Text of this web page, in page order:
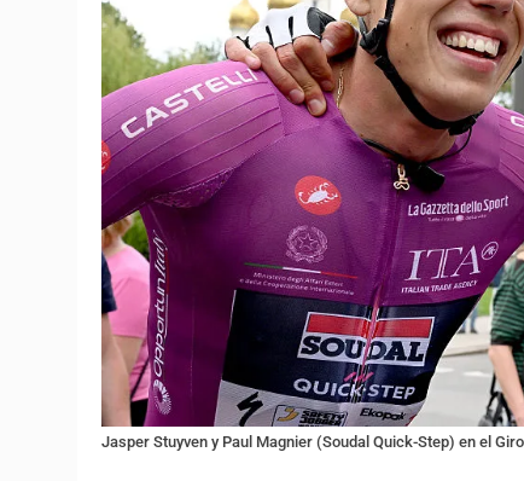
Jasper Stuyven y Paul Magnier (Soudal Quick-Step) en el